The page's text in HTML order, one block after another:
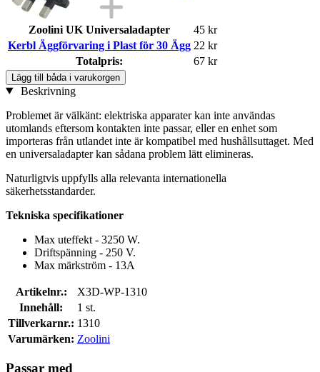
Zoolini UK Universaladapter
45 kr
Kerbl Äggförvaring i Plast för 30 Ägg 22 kr
Totalpris:
67 kr
Lägg till båda i varukorgen
Beskrivning
Problemet är välkänt: elektriska apparater kan inte användas
utomlands eftersom kontakten inte passar, eller en enhet som
importeras från utlandet inte är kompatibel med hushållsuttaget. Med
en universaladapter kan sådana problem lätt elimineras.
Naturligtvis uppfylls alla relevanta internationella
säkerhetsstandarder.
Tekniska specifikationer
Max uteffekt - 3250 W.
Driftspänning - 250 V.
Max märkström - 13A
Artikelnr.:
X3D-WP-1310
Innehåll:
1 st.
Tillverkarnr.: 1310
Varumärken: Zoolini
Passar med